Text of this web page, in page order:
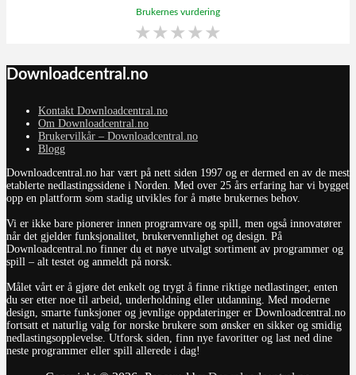
Brukernes vurdering
★★★★★
Downloadcentral.no
Kontakt Downloadcentral.no
Om Downloadcentral.no
Brukervilkår – Downloadcentral.no
Blogg
Downloadcentral.no har vært på nett siden 1997 og er dermed en av de mest
etablerte nedlastingssidene i Norden. Med over 25 års erfaring har vi bygget
opp en plattform som stadig utvikles for å møte brukernes behov.
Vi er ikke bare pionerer innen programvare og spill, men også innovatører
når det gjelder funksjonalitet, brukervennlighet og design. På
Downloadcentral.no finner du et nøye utvalgt sortiment av programmer og
spill – alt testet og anmeldt på norsk.
Målet vårt er å gjøre det enkelt og trygt å finne riktige nedlastinger, enten
du ser etter noe til arbeid, underholdning eller utdanning. Med moderne
design, smarte funksjoner og jevnlige oppdateringer er Downloadcentral.no
fortsatt et naturlig valg for norske brukere som ønsker en sikker og smidig
nedlastingsopplevelse. Utforsk siden, finn nye favoritter og last ned dine
neste programmer eller spill allerede i dag!